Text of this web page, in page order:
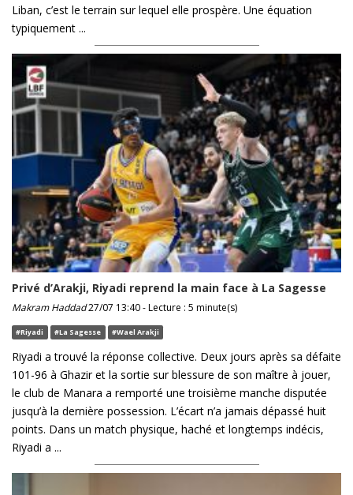
Liban, c’est le terrain sur lequel elle prospère. Une équation
typiquement ...
Privé d’Arakji, Riyadi reprend la main face à La Sagesse
Makram Haddad27/07 13:40 - Lecture : 5 minute(s)
#Riyadi #La Sagesse #Wael Arakji
Riyadi a trouvé la réponse collective. Deux jours après sa défaite
101-96 à Ghazir et la sortie sur blessure de son maître à jouer,
le club de Manara a remporté une troisième manche disputée
jusqu’à la dernière possession. L’écart n’a jamais dépassé huit
points. Dans un match physique, haché et longtemps indécis,
Riyadi a ...